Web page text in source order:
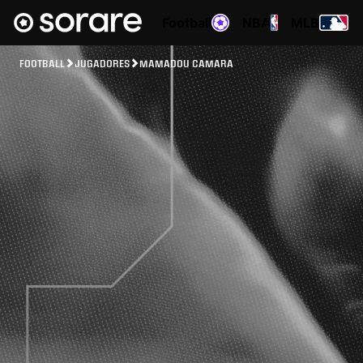
FOOTBALL JUGADORES MAMADOU CAMARA